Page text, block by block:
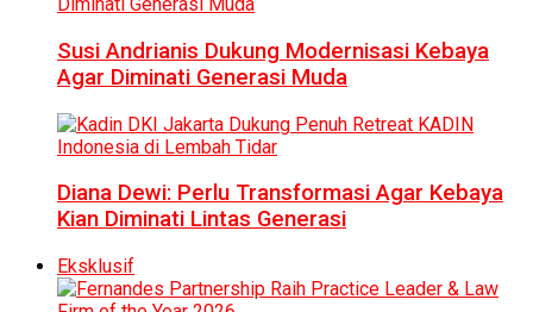
Susi Andrianis Dukung Modernisasi Kebaya
Agar Diminati Generasi Muda
Diana Dewi: Perlu Transformasi Agar Kebaya
Kian Diminati Lintas Generasi
Eksklusif